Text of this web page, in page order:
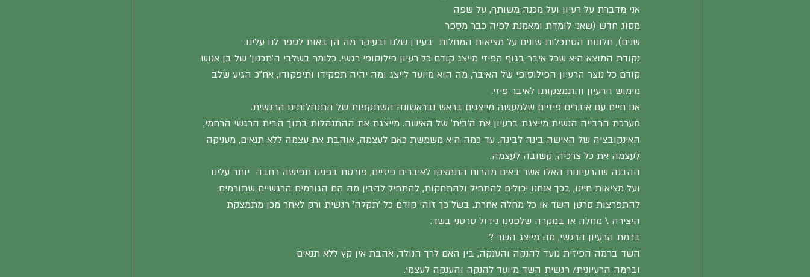
אני מדברת על רעיון ועל מכנה משותף, על שפה
מסוג חדש (שאני לומדת ומאמנת לפיה כבר מספר
שנים), חלונות הסתכלות שונים על מציאות המחלות  בעידן שלנו ובעיקר מה הן באות לספר לנו עלינו.
נקודת המוצא היא שכל איבר בגוף הפיזי מייצג קודם כל רעיון פילוסופי רגשי. כלומר בשלבי ה'תכנון' של בן אנוש
קודם כל נוצר הרעיון הפילוסופי של האיבר, מה הוא מיועד לייצג ומה יהיה תפקידו ותיפקודו, אח"כ הגיע שלב
מימוש הרעיון והתמצקותו לאיבר פיזי.
אנו חיים עם איברים פיזיים שלמעשה מייצגים בראש ובראשונה השתקפות של התנהלותינו הרגשית.
מערכת הרבייה הנשית מייצגת ברעיון את ה'בית' של האישה. מייצגת את ההתנהלות בתוך הבית הרגשי הרחמי,
האינקובציה של האישה בינה לבינה. עד כמה היא משמשת כאם לעצמה, אוהבת את עצמה ללא תנאים, מעניקה
לעצמה את כל צרכיה, קשובה לעצמה.
ההבנה שהרעיונות האלו אשר באים מהרוח התמצקו לאיברים פיזיים, פורסת בפנינו תפישה רחבה  יותר עלינו
ועל מציאות חיינו, בכך אנחנו יכולים להתחיל ולהתחקות, להתחיל להבין מה הם הגורמים הרגשיים שתורמים
להתפרצות סרטן השד או כל מחלה אחרת. בשל כך זוהי קודם כל 'תקלה' רגשית ורק לאחר מכן מתמצקת
היצירה \ מחלה או במקרה שלפנינו גידול סרטני בשד.
ברמת הרעיון הרגשי, מה מייצג השד ?
השד ברמה הפיזית נועד להנקה והענקה, בין האם לרך הנולד, אהבת אין קץ ללא תנאים
וברמה הרעיונית/ רגשית השד מיועד להנקה והענקה לעצמי.